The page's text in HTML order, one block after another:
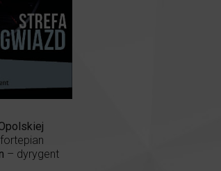
– dyrygent